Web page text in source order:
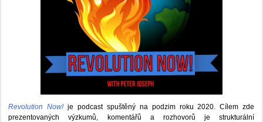
Revolution Now! je podcast spuštěný na podzim roku 2020.Cílem zde
prezentovaných výzkumů, komentářů a rozhovorů je strukturální